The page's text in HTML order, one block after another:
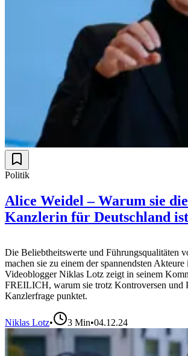
Politik
Alice Weidel – Warum sie
Kanzlerin für Deutschland ist
Die Beliebtheitswerte und Führungsqualitäten
machen sie zu einem der spannendsten
Videoblogger Niklas Lotz zeigt in seinem
FREILICH, warum sie trotz Kontroversen und
Kanzlerfrage punktet.
Niklas Lotz• 3 Min•04.12.24